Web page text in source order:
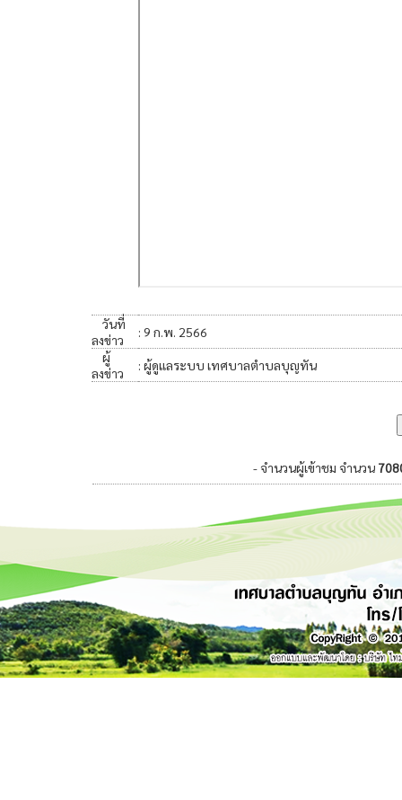
วันที่
ลงข่าว
: 9 ก.พ. 2566
ผู้
ลงข่าว
: ผู้ดูแลระบบ เทศบาลตำบลบุญทัน
- จำนวนผู้เข้าชม จำนวน